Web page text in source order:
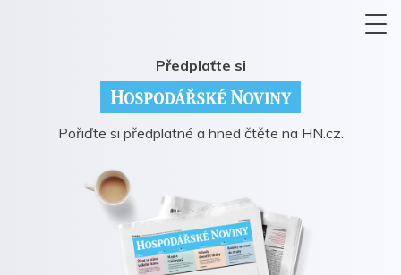
Předplaťte si
Pořiďte si předplatné a hned čtěte na HN.cz.